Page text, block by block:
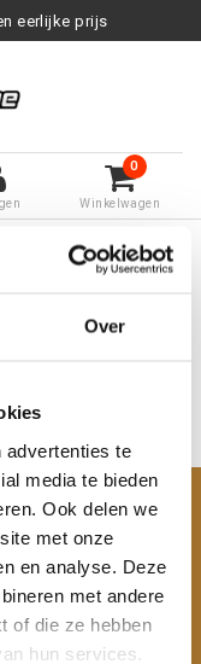
Over
advertenties te
media te bieden
Ook delen we
met onze
en analyse. Deze
met andere
of die ze hebben
hun services.
eerlijke prijs
0
Winkelwagen